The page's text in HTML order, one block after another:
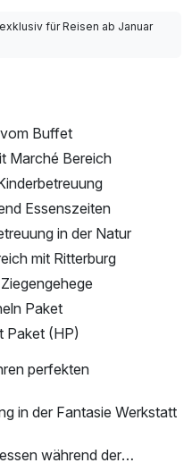
für Reisen ab Januar
Buffet
Marché Bereich
Essenszeiten
in der Natur
mit Ritterburg
Paket
Paket (HP)
perfekten
in der Fantasie Werkstatt
während der